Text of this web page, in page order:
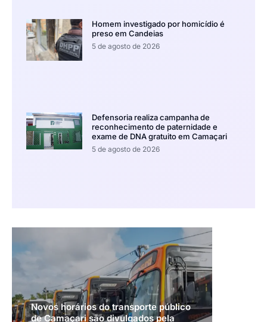
Homem investigado por homicídio é
preso em Candeias
5 de agosto de 2026
Defensoria realiza campanha de
reconhecimento de paternidade e
exame de DNA gratuito em Camaçari
5 de agosto de 2026
Novos horários do transporte público
de Camaçari são divulgados pela